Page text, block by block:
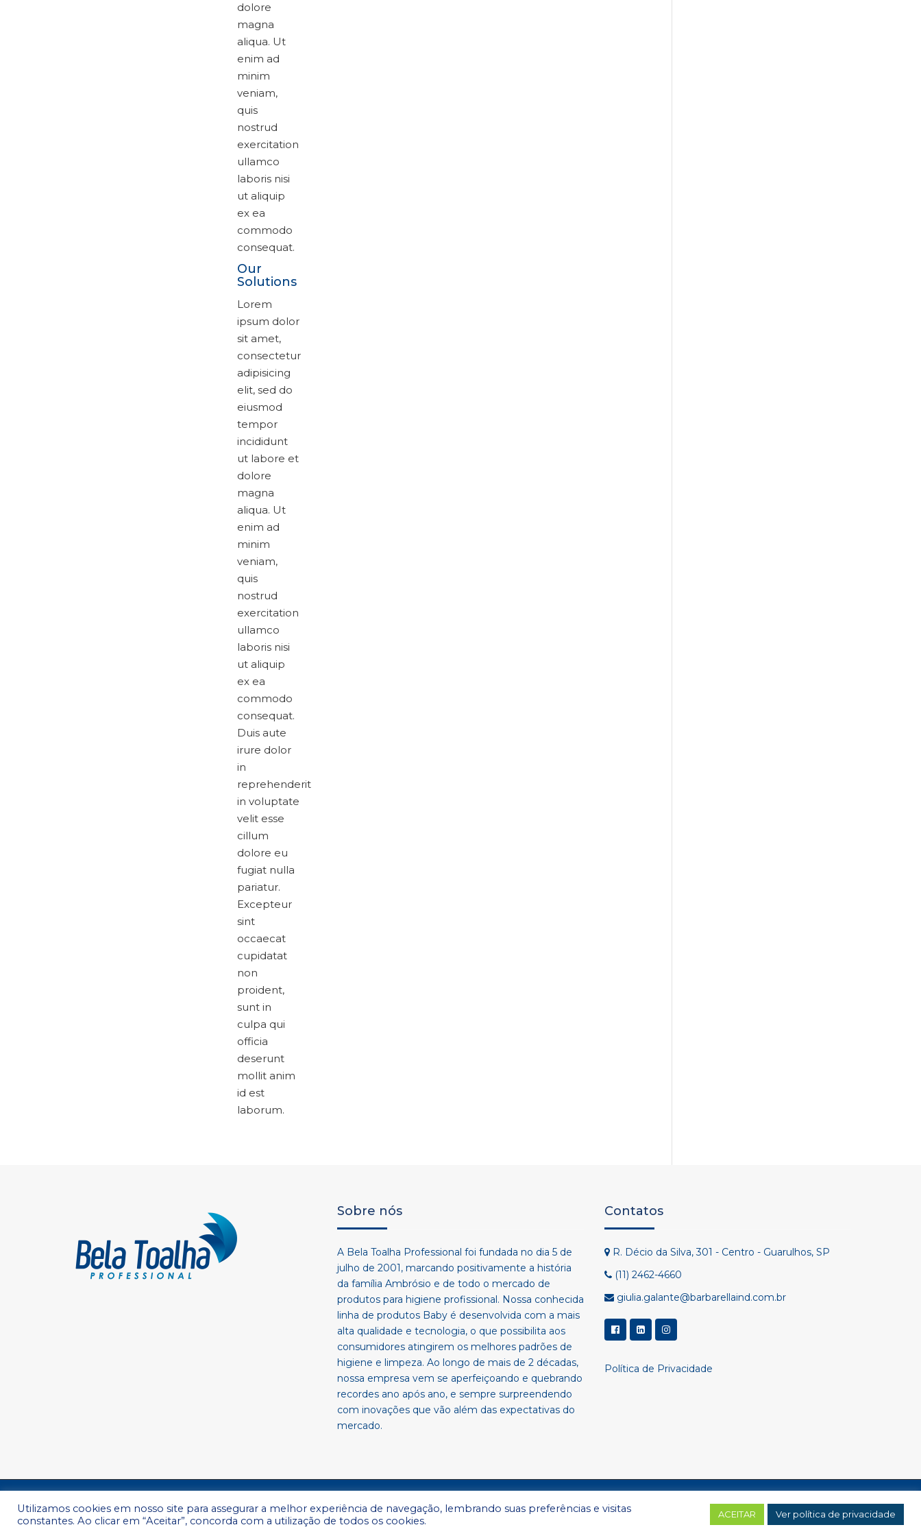
dolore
magna
aliqua. Ut
enim ad
minim
veniam,
quis
nostrud
exercitation
ullamco
laboris nisi
ut aliquip
ex ea
commodo
consequat.
Our
Solutions
Lorem
ipsum dolor
sit amet,
consectetur
adipisicing
elit, sed do
eiusmod
tempor
incididunt
ut labore et
dolore
magna
aliqua. Ut
enim ad
minim
veniam,
quis
nostrud
exercitation
ullamco
laboris nisi
ut aliquip
ex ea
commodo
consequat.
Duis aute
irure dolor
in
reprehenderit
in voluptate
velit esse
cillum
dolore eu
fugiat nulla
pariatur.
Excepteur
sint
occaecat
cupidatat
non
proident,
sunt in
culpa qui
officia
deserunt
mollit anim
id est
laborum.
Sobre nós
A Bela Toalha Professional foi fundada no dia 5 de
julho de 2001, marcando positivamente a história
da família Ambrósio e de todo o mercado de
produtos para higiene profissional. Nossa conhecida
linha de produtos Baby é desenvolvida com a mais
alta qualidade e tecnologia, o que possibilita aos
consumidores atingirem os melhores padrões de
higiene e limpeza. Ao longo de mais de 2 décadas,
nossa empresa vem se aperfeiçoando e quebrando
recordes ano após ano, e sempre surpreendendo
com inovações que vão além das expectativas do
mercado.
Contatos
R. Décio da Silva, 301 - Centro - Guarulhos, SP
(11) 2462-4660
giulia.galante@barbarellaind.com.br
Política de Privacidade
© 2026 – Bela Toalha Professional – Todos os direitos reservados
Utilizamos cookies em nosso site para assegurar a melhor experiência de navegação, lembrando suas preferências e visitas
constantes. Ao clicar em “Aceitar”, concorda com a utilização de todos os cookies.
ACEITAR Ver política de privacidade